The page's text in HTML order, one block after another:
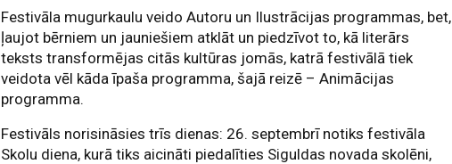
Festivāla mugurkaulu veido Autoru un Ilustrācijas programmas, bet,
ļaujot bērniem un jauniešiem atklāt un piedzīvot to, kā literārs
teksts transformējas citās kultūras jomās, katrā festivālā tiek
veidota vēl kāda īpaša programma, šajā reizē – Animācijas
programma.
Festivāls norisināsies trīs dienas: 26. septembrī notiks festivāla
Skolu diena, kurā tiks aicināti piedalīties Siguldas novada skolēni,